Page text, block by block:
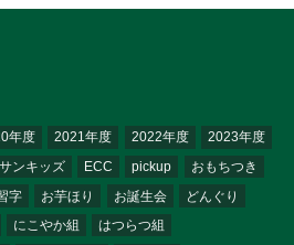
年度 2021年度 2022年度
2023年度
ンキッズ ECC pickup
おもちつき
字 お芋ほり お誕生会
どんぐり
にこやか組
はつらつ組